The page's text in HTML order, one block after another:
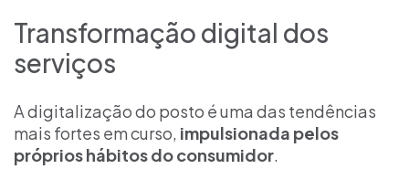
Transformação digital dos
serviços
A digitalização do posto é uma das tendências
mais fortes em curso, impulsionada pelos
próprios hábitos do consumidor.